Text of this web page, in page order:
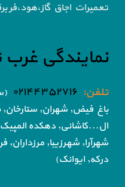
تعمیرات اجاق گاز،هود،فر
نمایندگی غرب
تلفن: ۰۲۱۴۴۳۵۲۷۱۶
باغ فیض, شهران,
ال...کاشانی, دهکده
شهرآرا, شهرزیبا,
درکه, ایوانک)